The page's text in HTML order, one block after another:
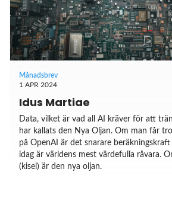
Månadsbrev
1 APR 2024
Idus Martiae
Data, vilket är vad all AI kräver för att
har kallats den Nya Oljan. Om man får
på OpenAI är det snarare beräkningskraft
idag är världens mest värdefulla råvara.
(kisel) är den nya oljan.